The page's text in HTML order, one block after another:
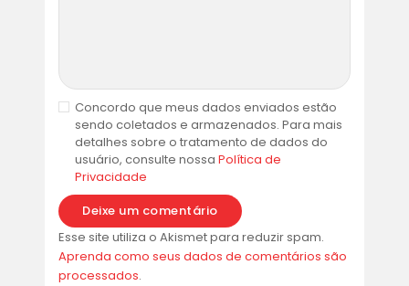
Concordo que meus dados enviados estão
sendo coletados e armazenados. Para mais
detalhes sobre o tratamento de dados do
usuário, consulte nossaPolítica de
Privacidade
Esse site utiliza o Akismet para reduzir spam.
Aprenda como seus dados de comentários são
processados.